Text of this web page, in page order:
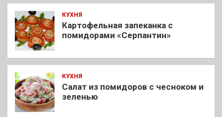
КУХНЯ
Картофельная запеканка с
помидорами «Серпантин»
КУХНЯ
Салат из помидоров с чесноком и
зеленью